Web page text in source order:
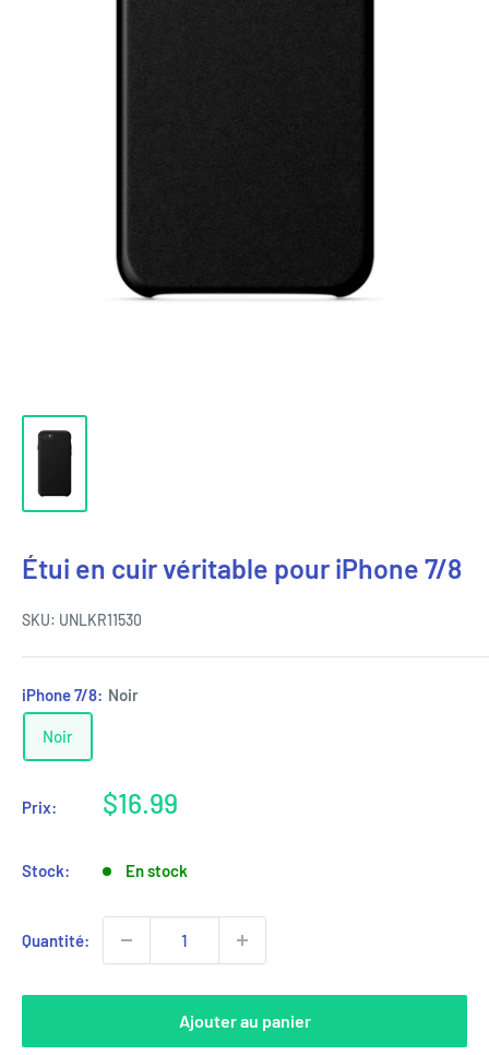
Étui en cuir véritable pour iPhone 7/8
SKU: UNLKR11530
iPhone 7/8: Noir
Noir
Prix:
Prix
$16.99
Stock: En stock
Quantité:
Ajouter au panier